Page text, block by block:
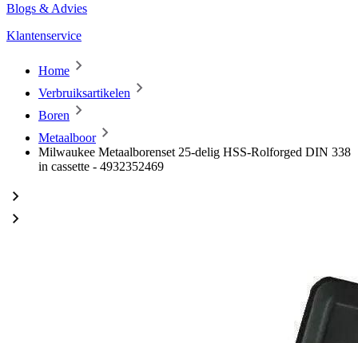
Blogs & Advies
Klantenservice
Home
Verbruiksartikelen
Boren
Metaalboor
Milwaukee Metaalborenset 25-delig HSS-Rolforged DIN 338
in cassette - 4932352469